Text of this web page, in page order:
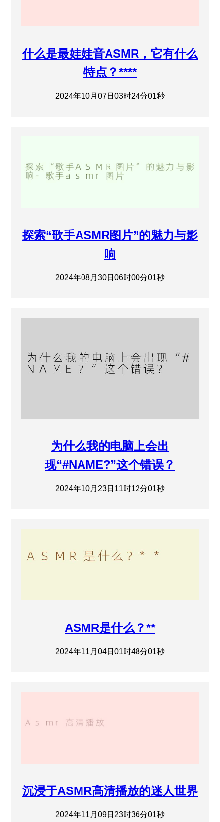
什么是最娃娃音ASMR，它有什么
特点？****
2024年10月07日03时24分01秒
探索“歌手ASMR图片”的魅力与影
响
2024年08月30日06时00分01秒
为什么我的电脑上会出
现“#NAME?”这个错误？
2024年10月23日11时12分01秒
ASMR是什么？**
2024年11月04日01时48分01秒
沉浸于ASMR高清播放的迷人世界
2024年11月09日23时36分01秒